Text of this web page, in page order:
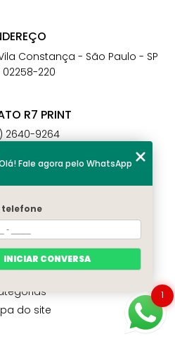
Constança - São Paulo - SP
02258-220
R7 PRINT
2640-9264
6664
MENU
Home
somos
Contato
do site
1
Fale agora pelo WhatsApp
telefone
INICIAR CONVERSA